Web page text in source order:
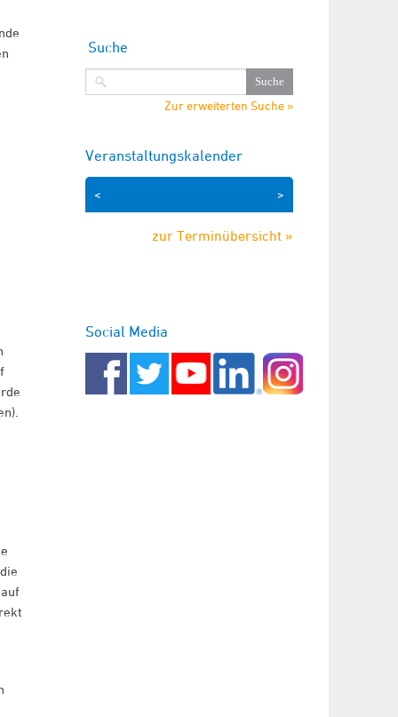
Suche
Zur erweiterten Suche »
Veranstaltungskalender
>
<
zur Terminübersicht »
Social Media